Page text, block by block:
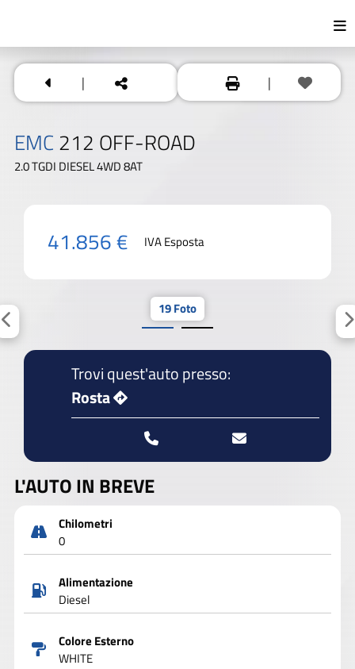
| |
EMC 212 OFF-ROAD
2.0 TGDI DIESEL 4WD 8AT
41.856 € IVA Esposta
19 Foto
Trovi quest'auto presso:
Rosta
L'AUTO IN BREVE
Chilometri
0
Alimentazione
Diesel
Colore Esterno
WHITE